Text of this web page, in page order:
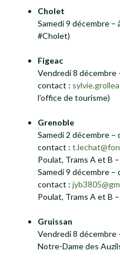
Cholet
Samedi 9 décembre –
#Cholet)
Figeac
Vendredi 8 décembre
contact :
l’office de tourisme)
Grenoble
Samedi 2 décembre –
contact :
Poulat, Trams A et B
Samedi 9 décembre –
contact :
Poulat, Trams A et B
Gruissan
Vendredi 8 décembre
Notre-Dame des